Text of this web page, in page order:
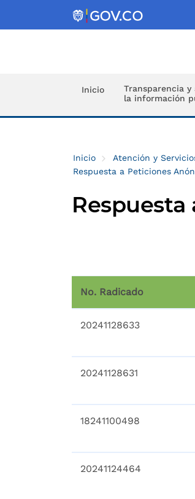
Inicio
Transparencia y
la información
Inicio Atención y
Respuesta a Peticiones
No. Radicado
20241128633
20241128631
18241100498
20241124464